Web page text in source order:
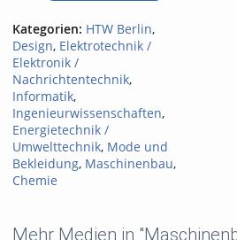
Kategorien: HTW Berlin,
Design, Elektrotechnik /
Elektronik /
Nachrichtentechnik,
Informatik,
Ingenieurwissenschaften,
Energietechnik /
Umwelttechnik, Mode und
Bekleidung, Maschinenbau,
Chemie
Mehr Medien in